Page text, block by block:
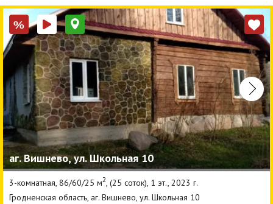
%
аг. Вишнево, ул. Школьная 10
3-комнатная, 86/60/25 м2, (25 соток), 1 эт., 2023 г.
Гродненская область, аг. Вишнево, ул. Школьная 10